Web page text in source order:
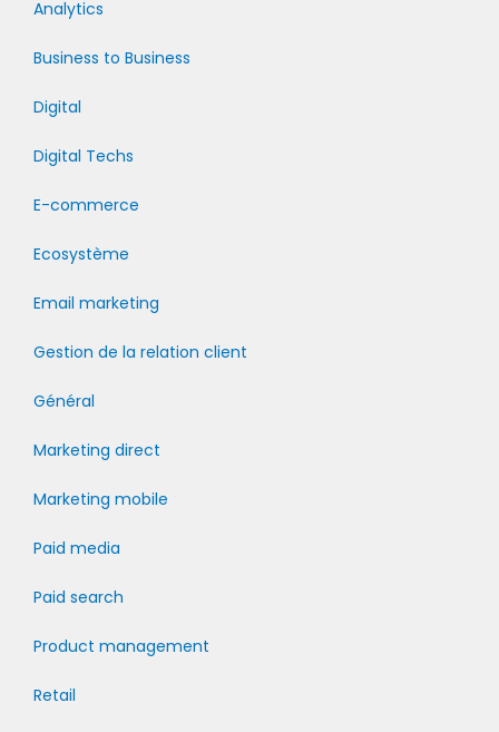
Analytics
Business to Business
Digital
Digital Techs
E-commerce
Ecosystème
Email marketing
Gestion de la relation client
Général
Marketing direct
Marketing mobile
Paid media
Paid search
Product management
Retail